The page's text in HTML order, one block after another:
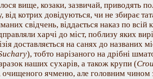
вище, козаки, зазвичай, приводять
від котрих довідуються, чи не збирає
свідчень, віддається наказ по всій
харчі до міст, поблизу яких
доставляється на санях до названих
), тобто нарізаного на дрібні
наших сухарів, а також крупи (
очищеного ячменю, але головним чином